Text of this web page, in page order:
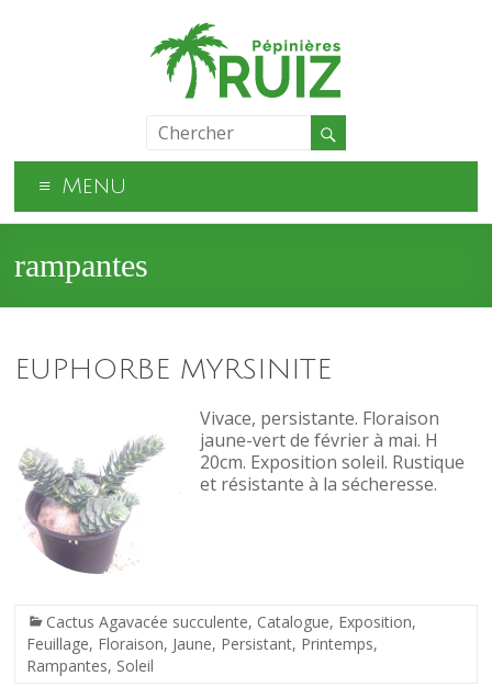
Menu
rampantes
EUPHORBE MYRSINITE
Vivace, persistante. Floraison
jaune-vert de février à mai. H
20cm. Exposition soleil. Rustique
et résistante à la sécheresse.
Cactus Agavacée succulente, Catalogue, Exposition,
Feuillage, Floraison, Jaune, Persistant, Printemps,
Rampantes, Soleil